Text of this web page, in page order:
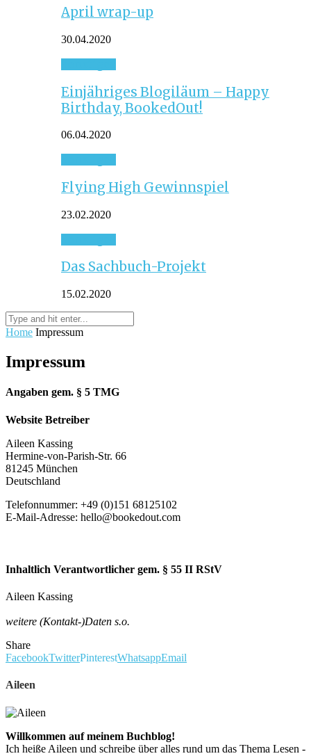
April wrap-up
30.04.2020
Einjähriges Blogiläum – Happy
Birthday, BookedOut!
06.04.2020
Flying High Gewinnspiel
23.02.2020
Das Sachbuch-Projekt
15.02.2020
Home Impressum
Impressum
Angaben gem. § 5 TMG
Website Betreiber
Aileen Kassing
Hermine-von-Parish-Str. 66
81245 München
Deutschland
Telefonnummer: +49 (0)151 68125102
E-Mail-Adresse: hello@bookedout.com
Inhaltlich Verantwortlicher gem. § 55 II RStV
Aileen Kassing
weitere (Kontakt-)Daten s.o.
Share
FacebookTwitterPinterestWhatsappEmail
Aileen
Willkommen auf meinem Buchblog!
Ich heiße Aileen und schreibe über alles rund um das Thema Lesen -